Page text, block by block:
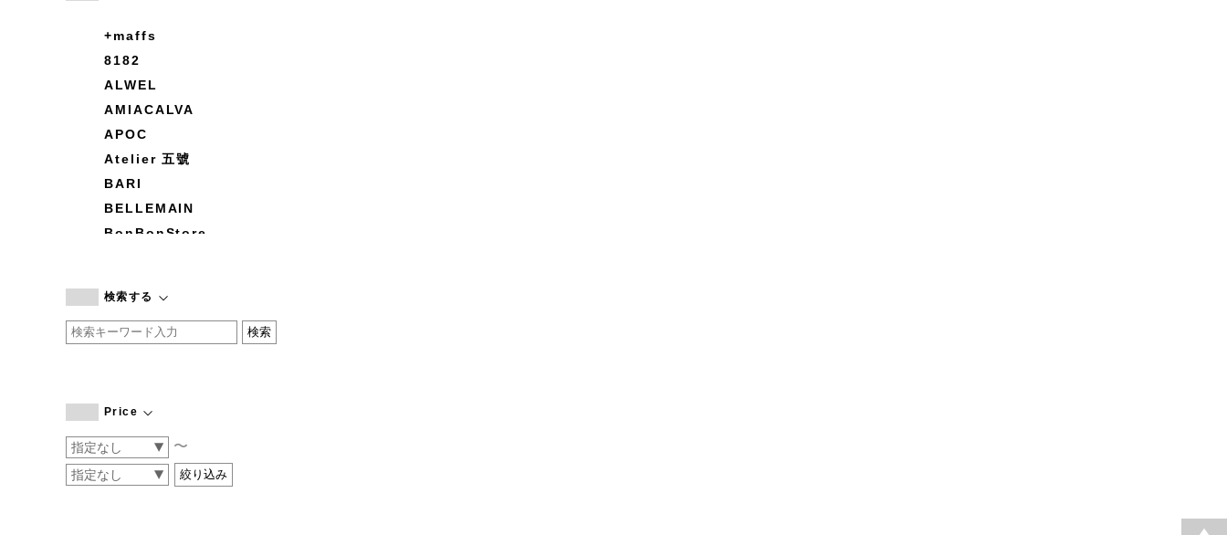
+maffs
8182
ALWEL
AMIACALVA
APOC
Atelier 五號
BARI
BELLEMAIN
BonBonStore
by basics
CATWORTH
COGTHEBIGSMOKE
CONVERSE
DEAN & DELUCA
検索する
Price
〜